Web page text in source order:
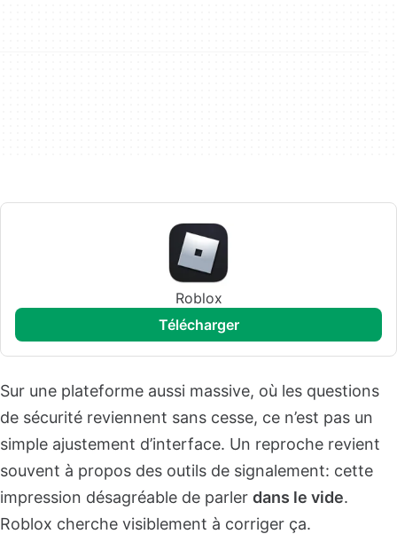
Roblox
télécharger
Sur une plateforme aussi massive, où les questions
de sécurité reviennent sans cesse, ce n’est pas un
simple ajustement d’interface. Un reproche revient
souvent à propos des outils de signalement: cette
impression désagréable de parler dans le vide.
Roblox cherche visiblement à corriger ça.